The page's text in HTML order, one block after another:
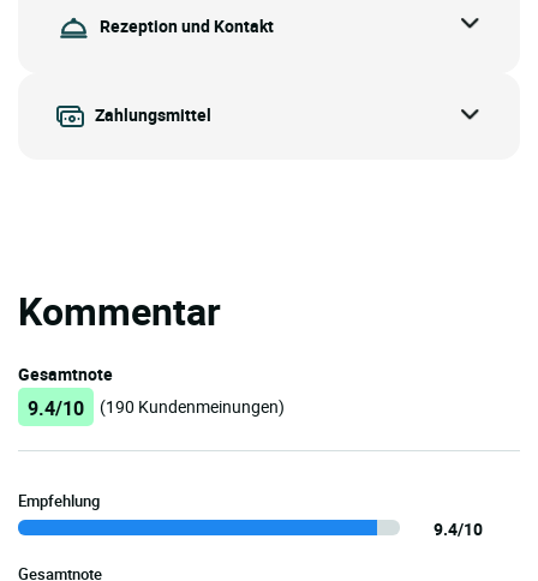
Rezeption und Kontakt
Zahlungsmittel
Kommentar
Gesamtnote
9.4/10 (190 Kundenmeinungen)
Empfehlung
9.4/10
Gesamtnote